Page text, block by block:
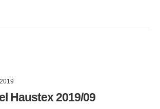
Haustex 2019/09